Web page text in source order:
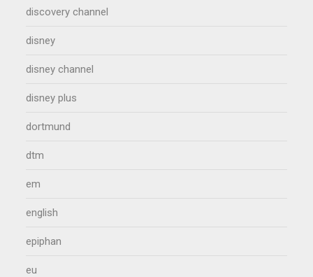
discovery channel
disney
disney channel
disney plus
dortmund
dtm
em
english
epiphan
eu